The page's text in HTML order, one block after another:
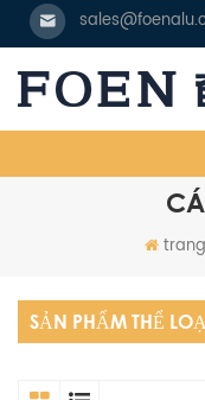
SẢN PHẨM THỂ